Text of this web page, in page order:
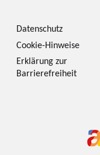
Datenschutz
Cookie-Hinweise
Erklärung zur
Barrierefreiheit